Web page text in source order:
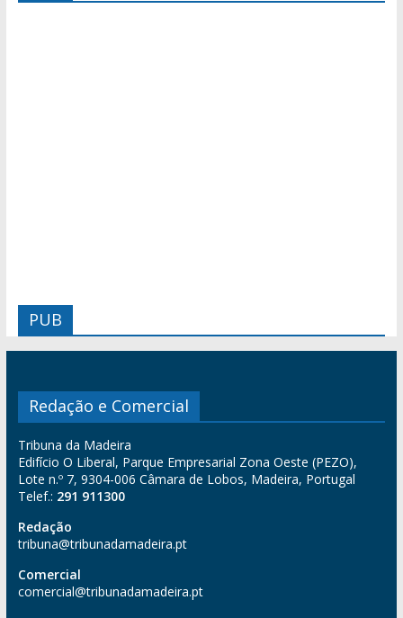
PUB
Redação e Comercial
Tribuna da Madeira
Edifício O Liberal, Parque Empresarial Zona Oeste (PEZO),
Lote n.º 7, 9304-006 Câmara de Lobos, Madeira, Portugal
Telef.: 291 911300
Redação
tribuna@tribunadamadeira.pt
Comercial
comercial@tribunadamadeira.pt